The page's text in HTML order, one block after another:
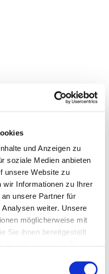
und Anzeigen zu
soziale Medien anbieten
unsere Website zu
wir Informationen zu Ihrer
unsere Partner für
weiter. Unsere
möglicherweise mit
Sie ihnen bereitgestellt
auch